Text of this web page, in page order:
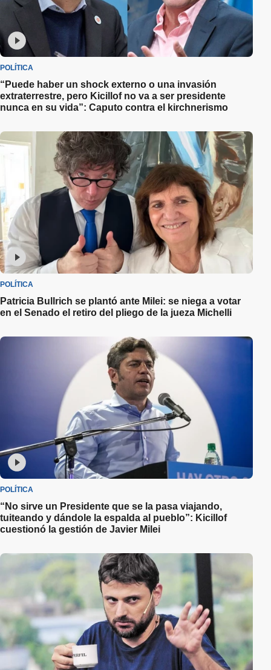
POLÍTICA
“Puede haber un shock externo o una invasión
extraterrestre, pero Kicillof no va a ser presidente
nunca en su vida”: Caputo contra el kirchnerismo
POLÍTICA
Patricia Bullrich se plantó ante Milei: se niega a votar
en el Senado el retiro del pliego de la jueza Michelli
POLÍTICA
“No sirve un Presidente que se la pasa viajando,
tuiteando y dándole la espalda al pueblo”: Kicillof
cuestionó la gestión de Javier Milei